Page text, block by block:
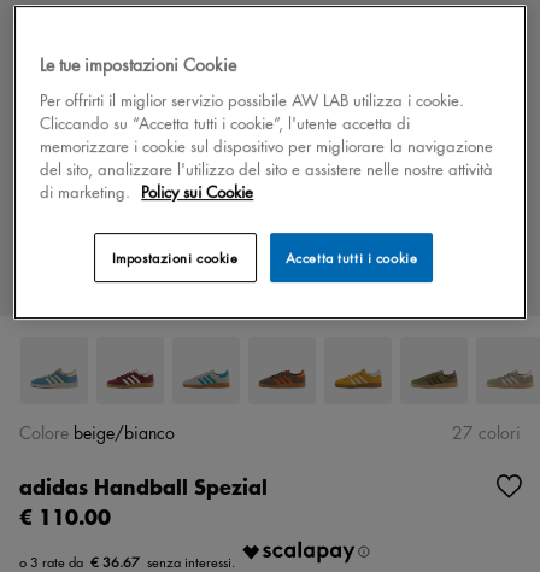
adidas Handball Spezial
€ 110.00
€ 36.67
Colore beige/bianco 27 colori
Le tue impostazioni Cookie
Per offrirti il miglior servizio possibile AW LAB utilizza i cookie.
Cliccando su “Accetta tutti i cookie”, l'utente accetta di
memorizzare i cookie sul dispositivo per migliorare la navigazione
del sito, analizzare l'utilizzo del sito e assistere nelle nostre attività
di marketing. Policy sui Cookie
Accetta tutti i cookie
Impostazioni cookie